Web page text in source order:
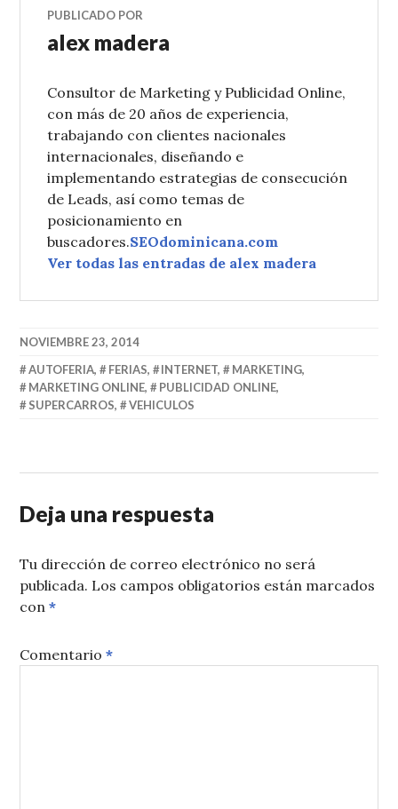
PUBLICADO POR
alex madera
Consultor de Marketing y Publicidad Online,
con más de 20 años de experiencia,
trabajando con clientes nacionales
internacionales, diseñando e
implementando estrategias de consecución
de Leads, así como temas de
posicionamiento en
buscadores.SEOdominicana.com
Ver todas las entradas de alex madera
NOVIEMBRE 23, 2014
AUTOFERIA, FERIAS, INTERNET, MARKETING,
MARKETING ONLINE, PUBLICIDAD ONLINE,
SUPERCARROS, VEHICULOS
Deja una respuesta
Tu dirección de correo electrónico no será
publicada. Los campos obligatorios están marcados
con*
Comentario*